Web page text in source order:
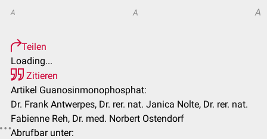
A A A
Teilen
Loading...
Zitieren
Artikel Guanosinmonophosphat:
Dr. Frank Antwerpes, Dr. rer. nat. Janica Nolte, Dr. rer. nat.
Fabienne Reh, Dr. med. Norbert Ostendorf
Abrufbar unter: